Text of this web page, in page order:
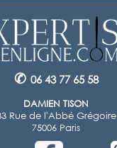
✆ 06 43 77 65 58
DAMIEN TISON
Rue de l'Abbé Grégoire
75006 Paris